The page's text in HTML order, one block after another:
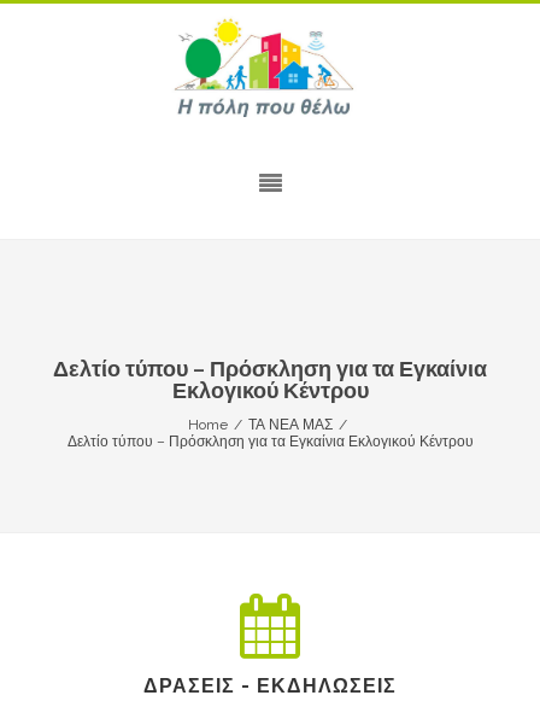
Δελτίο τύπου – Πρόσκληση για τα Εγκαίνια
Εκλογικού Κέντρου
Home / ΤΑ ΝΕΑ ΜΑΣ /
Δελτίο τύπου – Πρόσκληση για τα Εγκαίνια Εκλογικού Κέντρου
ΔΡΆΣΕΙΣ - ΕΚΔΗΛΏΣΕΙΣ